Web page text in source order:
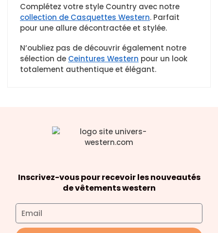
Complétez votre style Country avec notre
collection de Casquettes Western. Parfait
pour une allure décontractée et stylée.
N’oubliez pas de découvrir également notre
sélection de Ceintures Western pour un look
totalement authentique et élégant.
Inscrivez-vous pour recevoir les nouveautés
de vêtements western